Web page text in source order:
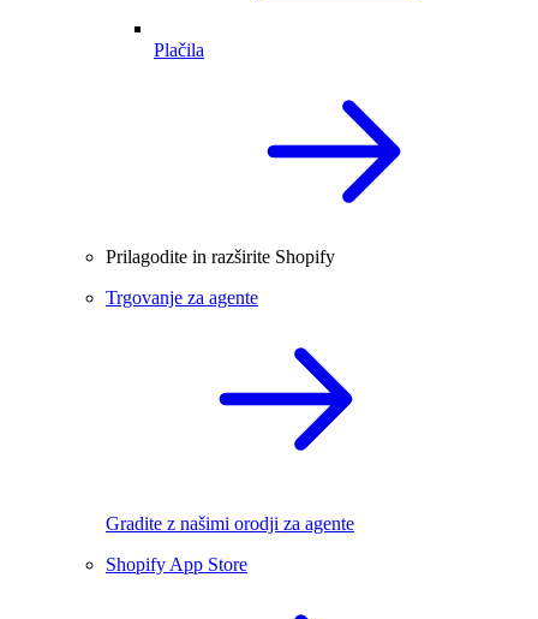
Plačila
Prilagodite in razširite Shopify
Trgovanje za agente
Gradite z našimi orodji za agente
Shopify App Store